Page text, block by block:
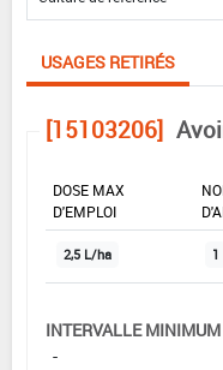
USAGES RETIRÉS
[15103206]
DOSE MAX
D'EMPLOI
2,5 L/ha 1
INTERVALLE
-